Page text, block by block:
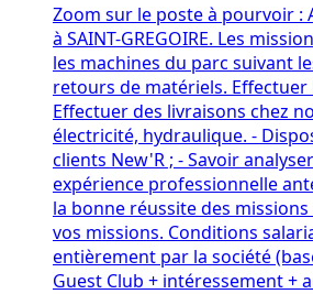
Zoom sur le poste à pourvoir :
à SAINT-GREGOIRE. Les
les machines du parc suivant
retours de matériels.
Effectuer des livraisons chez
électricité, hydraulique. -
clients New'R ; - Savoir
expérience professionnelle
la bonne réussite des
vos missions. Conditions
entièrement par la société
Guest Club + intéressement +